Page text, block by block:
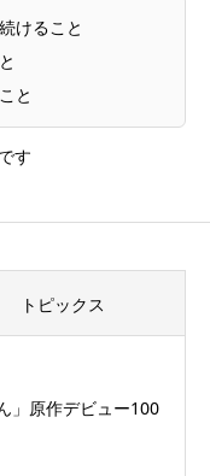
けること
と
す
トピックス
」原作デビュー100